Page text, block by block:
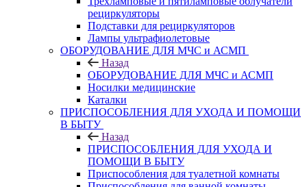
рециркуляторы
Подставки для рециркуляторов
Лампы ультрафиолетовые
ОБОРУДОВАНИЕ ДЛЯ МЧС и АСМП
Назад
ОБОРУДОВАНИЕ ДЛЯ МЧС и АСМП
Носилки медицинские
Каталки
ПРИСПОСОБЛЕНИЯ ДЛЯ УХОДА И ПОМОЩИ
В БЫТУ
Назад
ПРИСПОСОБЛЕНИЯ ДЛЯ УХОДА И
ПОМОЩИ В БЫТУ
Приспособления для туалетной комнаты